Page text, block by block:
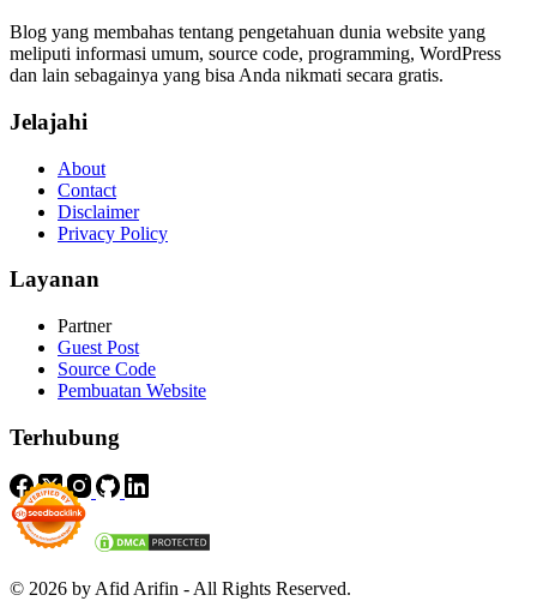
Blog yang membahas tentang pengetahuan dunia website yang
meliputi informasi umum, source code, programming, WordPress
dan lain sebagainya yang bisa Anda nikmati secara gratis.
Jelajahi
About
Contact
Disclaimer
Privacy Policy
Layanan
Partner
Guest Post
Source Code
Pembuatan Website
Terhubung
© 2026 by Afid Arifin - All Rights Reserved.